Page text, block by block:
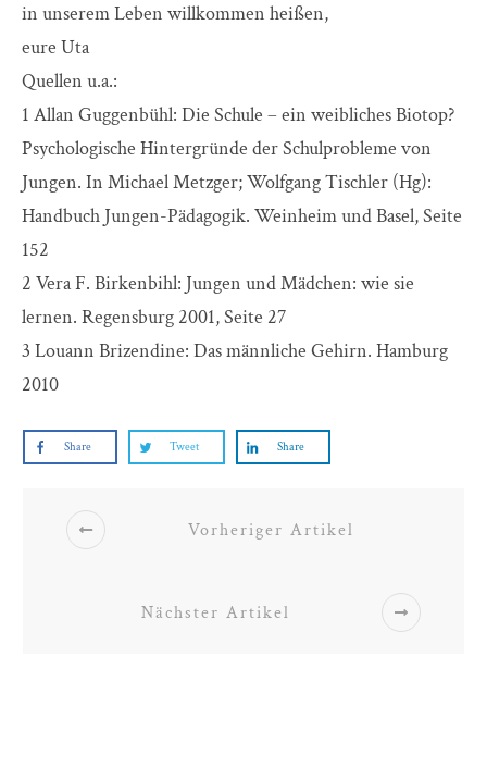
in unserem Leben willkommen heißen,
eure Uta
Quellen u.a.:
1 Allan Guggenbühl: Die Schule – ein weibliches Biotop?
Psychologische Hintergründe der Schulprobleme von
Jungen. In Michael Metzger; Wolfgang Tischler (Hg):
Handbuch Jungen-Pädagogik. Weinheim und Basel, Seite
152
2 Vera F. Birkenbihl: Jungen und Mädchen: wie sie
lernen. Regensburg 2001, Seite 27
3 Louann Brizendine: Das männliche Gehirn. Hamburg
2010
Share Tweet Share
Vorheriger Artikel
Nächster Artikel